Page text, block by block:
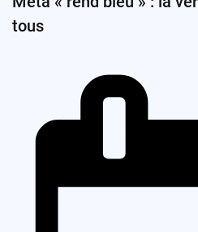
tous